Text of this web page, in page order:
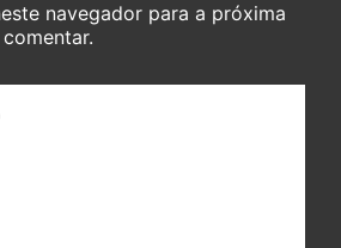
navegador para a próxima